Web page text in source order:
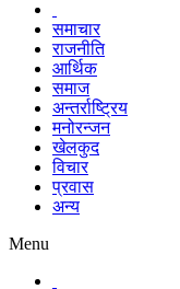
समाचार
राजनीति
आर्थिक
समाज
अन्तर्राष्ट्रिय
मनोरन्जन
खेलकुद
विचार
प्रवास
अन्य
Menu